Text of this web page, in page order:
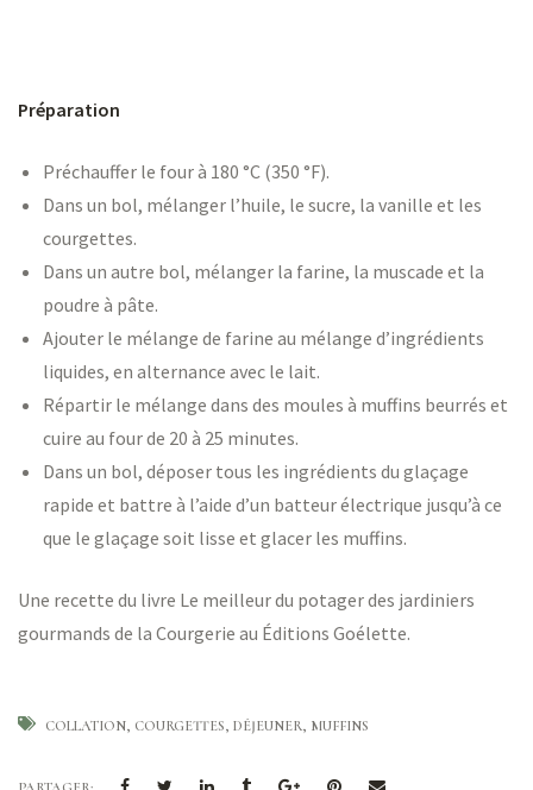
Préparation
Préchauffer le four à 180 °C (350 °F).
Dans un bol, mélanger l’huile, le sucre, la vanille et les
courgettes.
Dans un autre bol, mélanger la farine, la muscade et la
poudre à pâte.
Ajouter le mélange de farine au mélange d’ingrédients
liquides, en alternance avec le lait.
Répartir le mélange dans des moules à muffins beurrés et
cuire au four de 20 à 25 minutes.
Dans un bol, déposer tous les ingrédients du glaçage
rapide et battre à l’aide d’un batteur électrique jusqu’à ce
que le glaçage soit lisse et glacer les muffins.
Une recette du livre Le meilleur du potagerdes jardiniers
gourmands de la Courgerie au Éditions Goélette.
COLLATION COURGETTES DÉJEUNER MUFFINS